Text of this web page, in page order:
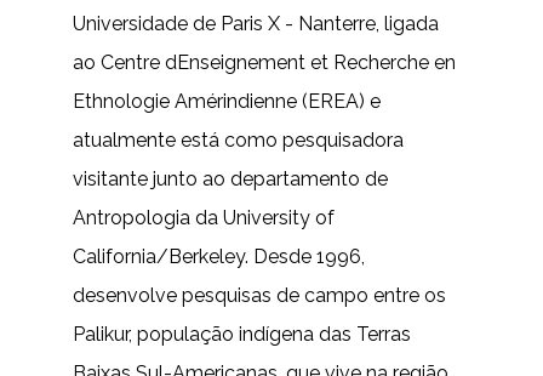
Universidade de Paris X - Nanterre, ligada
ao Centre dEnseignement et Recherche en
Ethnologie Amérindienne (EREA) e
atualmente está como pesquisadora
visitante junto ao departamento de
Antropologia da University of
California/Berkeley. Desde 1996,
desenvolve pesquisas de campo entre os
Palikur, população indígena das Terras